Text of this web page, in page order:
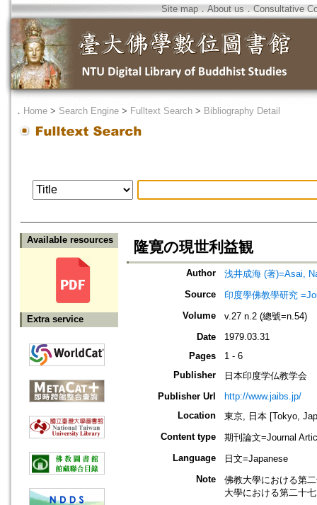
Site map．About us ． Consultative
． Home > Search Engine > Fulltext Search > Bibliography Detail
Available resources
Extra service
隆寛の現世利益観
Author
浅井成海 (著)=Asai,
Source
印度學佛教學研究
Volume
v.27 n.2 (總號=n.54)
Date
1979.03.31
Pages
1 - 6
Publisher
日本印度学仏教学会
Publisher Url
http://www.jaibs.jp/
Location
東京, 日本 [Tokyo,
Content type
期刊論文=Journal
Language
日文=Japanese
Note
佛教大學における第
大學における第二十